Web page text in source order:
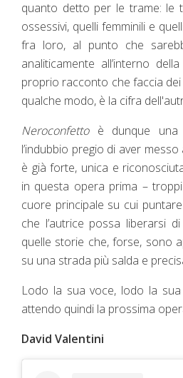
quanto detto per le trame: le
ossessivi, quelli femminili e
fra loro, al punto che
analiticamente all’interno
proprio racconto che faccia
qualche modo, è la cifra
Neroconfetto è dunque
l’indubbio pregio di aver
è già forte, unica e
in questa opera prima –
cuore principale su cui
che l’autrice possa liberarsi
quelle storie che, forse, sono
su una strada più salda e
Lodo la sua voce, lodo la
attendo quindi la prossima
David Valentini